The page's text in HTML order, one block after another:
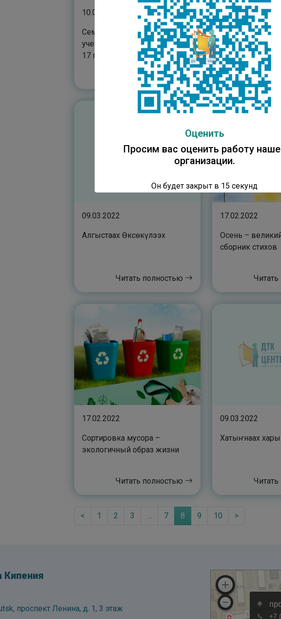
10.03.2022
Семейные реликвии: работы
учеников 3 “А” класса СОШ N
17 г. Якутска
Читать полностью
09.03.2022
«Дьоруой
09.03.2022
Алгыстаах Өксөкүлээх
Читать полностью
17.02.2022
Осень –
сборник стихов
17.02.2022
Сортировка мусора –
экологичный образ жизни
Читать полностью
09.03.2022
Хатыҥнаах
< 1 2 3 7 8 9 10 >
Кипения
проспект Ленина, д. 1, 3 этаж
Оценить
Просим вас оценить работу
организации.
Он будет закрыт в 14 секунд